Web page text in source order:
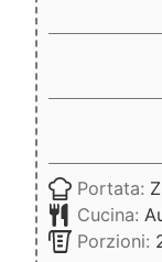
Portata:
Cucina:
Porzioni: